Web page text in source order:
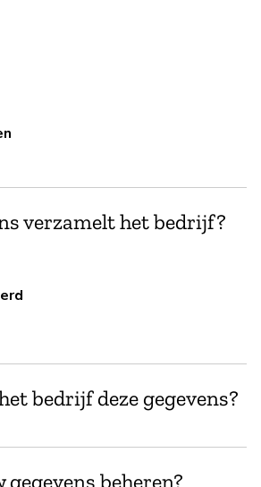
verzamelt het bedrijf?
bedrijf deze gegevens?
gegevens beheren?